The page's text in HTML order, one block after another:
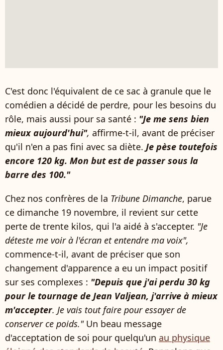
C'est donc l'équivalent de ce sac à granule que le
comédien a décidé de perdre, pour les besoins du
rôle, mais aussi pour sa santé : "Je me sens bien
mieux aujourd'hui", affirme-t-il, avant de préciser
qu'il n'en a pas fini avec sa diète. Je pèse toutefois
encore 120 kg. Mon but est de passer sous la
barre des 100."
Chez nos confrères de la Tribune Dimanche, parue
ce dimanche 19 novembre, il revient sur cette
perte de trente kilos, qui l'a aidé à s'accepter. "Je
déteste me voir à l'écran et entendre ma voix",
commence-t-il, avant de préciser que son
changement d'apparence a eu un impact positif
sur ses complexes : "Depuis que j'ai perdu 30 kg
pour le tournage de Jean Valjean, j'arrive à mieux
m'accepter. Je vais tout faire pour essayer de
conserver ce poids." Un beau message
d'acceptation de soi pour quelqu'un au physique